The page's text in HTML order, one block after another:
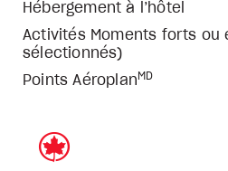
Hébergement à l’hôtel
Activités Moments forts ou
sélectionnés)
Points Aéroplan MD